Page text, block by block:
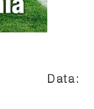
Data: